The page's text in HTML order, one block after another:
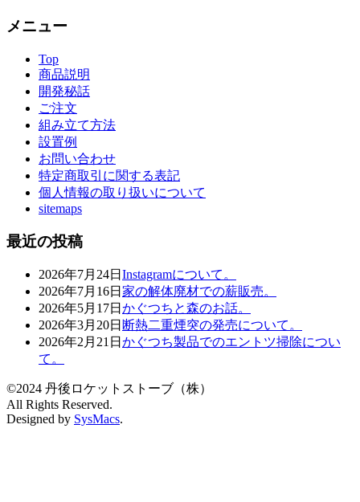
メニュー
Top
商品説明
開発秘話
ご注文
組み立て方法
設置例
お問い合わせ
特定商取引に関する表記
個人情報の取り扱いについて
sitemaps
最近の投稿
2026年7月24日 Instagramについて。
2026年7月16日 家の解体廃材での薪販売。
2026年5月17日 かぐつちと森のお話。
2026年3月20日 断熱二重煙突の発売について。
2026年2月21日 かぐつち製品でのエントツ掃除につい
て。
©2024 丹後ロケットストーブ（株）
All Rights Reserved.
Designed by SysMacs.